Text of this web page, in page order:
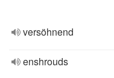
versöhnend
enshrouds